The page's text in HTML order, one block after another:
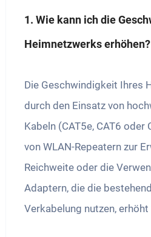
1. Wie kann ich die
Heimnetzwerks erhöhen?
Die Geschwindigkeit Ihres
durch den Einsatz von
Kabeln (CAT5e, CAT6 oder
von WLAN-Repeatern zur
Reichweite oder die
Adaptern, die die
Verkabelung nutzen, erhöht